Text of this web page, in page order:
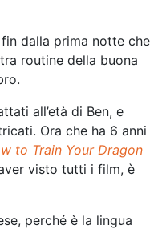
dalla prima notte che
routine della buona
all’età di Ben, e
Ora che ha 6 anni
to Train Your Dragon
visto tutti i film, è
perché è la lingua